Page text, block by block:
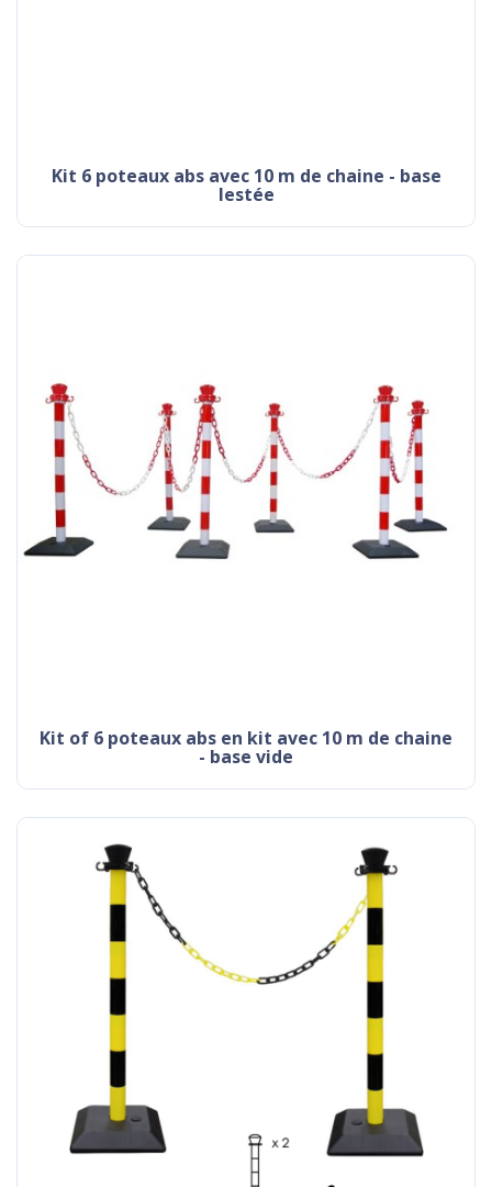
kit 6 poteaux abs avec 10 m de chaine - base
lestée
kit of 6 poteaux abs en kit avec 10 m de chaine
- base vide